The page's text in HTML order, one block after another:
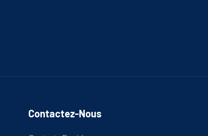
Contactez-Nous